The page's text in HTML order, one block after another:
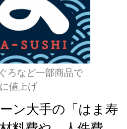
ろなど一部商品で
値上げ
ン大手の「はま寿